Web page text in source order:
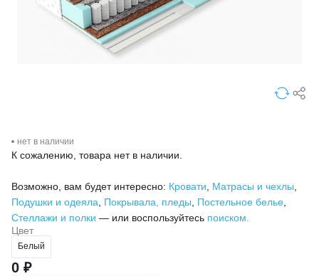
нет в наличии
К сожалению, товара нет в наличии.
Возможно, вам будет интересно: Кровати Матрасы и чехлы
Подушки и одеяла
Покрывала, пледы Постельное белье
Стеллажи и полки — или воспользуйтесь поиском.
Цвет
Белый
0 ₽